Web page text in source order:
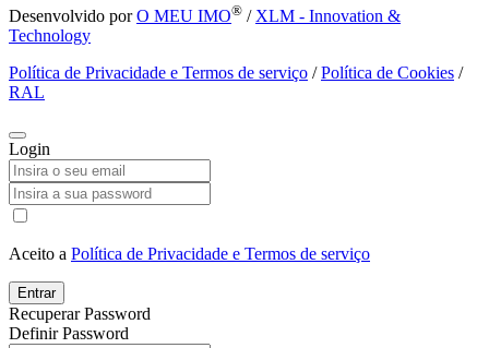
Desenvolvido porO MEU IMO® / XLM - Innovation &
Technology
Política de Privacidade e Termos de serviço /Política de Cookies /
RAL
Login
Aceito a Política de Privacidade e Termos de serviço
Entrar
Recuperar Password
Definir Password